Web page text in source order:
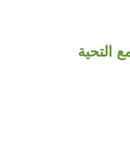
التحية